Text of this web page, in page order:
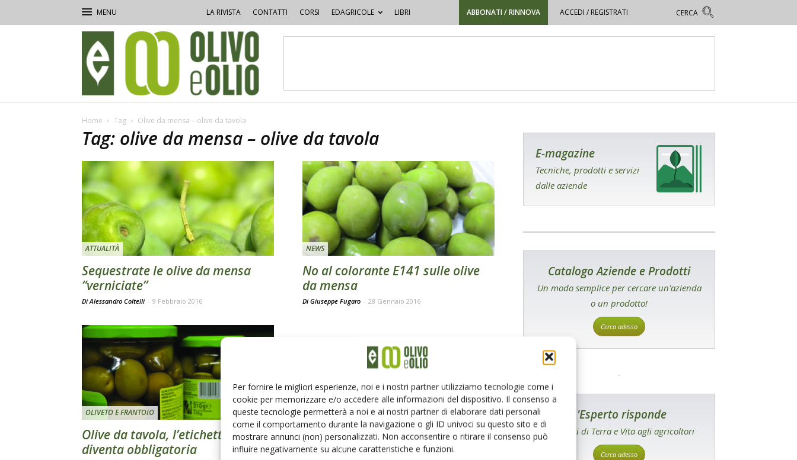
Per fornire le migliori esperienze, noi e i nostri partner utilizziamo tecnologie come i
cookie per memorizzare e/o accedere alle informazioni del dispositivo. Il consenso a
queste tecnologie permetterà a noi e ai nostri partner di elaborare dati personali
come il comportamento durante la navigazione o gli ID univoci su questo sito e di
mostrare annunci (non) personalizzati. Non acconsentire o ritirare il consenso può
influire negativamente su alcune caratteristiche e funzioni.
LA RIVISTA CONTATTI CORSI EDAGRICOLE LIBRI ABBONATI / RINNOVA ACCEDI / REGISTRATI
e
Olio
Home Tag Olive da mensa – olive da tavola
Tag: olive da mensa – olive da tavola
ATTUALITÀ
Sequestrate le olive da mensa
“verniciate”
Di Alessandro Coltelli - 9 Febbraio 2016
NEWS
No al colorante E141 sulle olive
da mensa
Di Giuseppe Fugaro - 28 Gennaio 2016
OLIVETO E FRANTOIO
Olive da tavola, l’etichetta
diventa obbligatoria
E-magazine
Tecniche, prodotti e servizi
dalle aziende
Catalogo Aziende e Prodotti
Un modo semplice per cercare un'azienda
o un prodotto!
Cerca adesso
L'Esperto risponde
I consigli di Terra e Vita agli agricoltori
Cerca adesso